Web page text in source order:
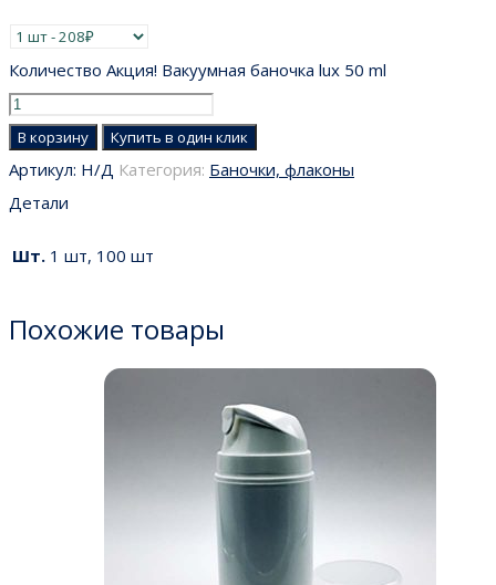
Количество Акция! Вакуумная баночка lux 50 ml
В корзину Купить в один клик
Артикул: Н/Д Категория: Баночки, флаконы
Детали
Шт. 1 шт, 100 шт
Похожие товары